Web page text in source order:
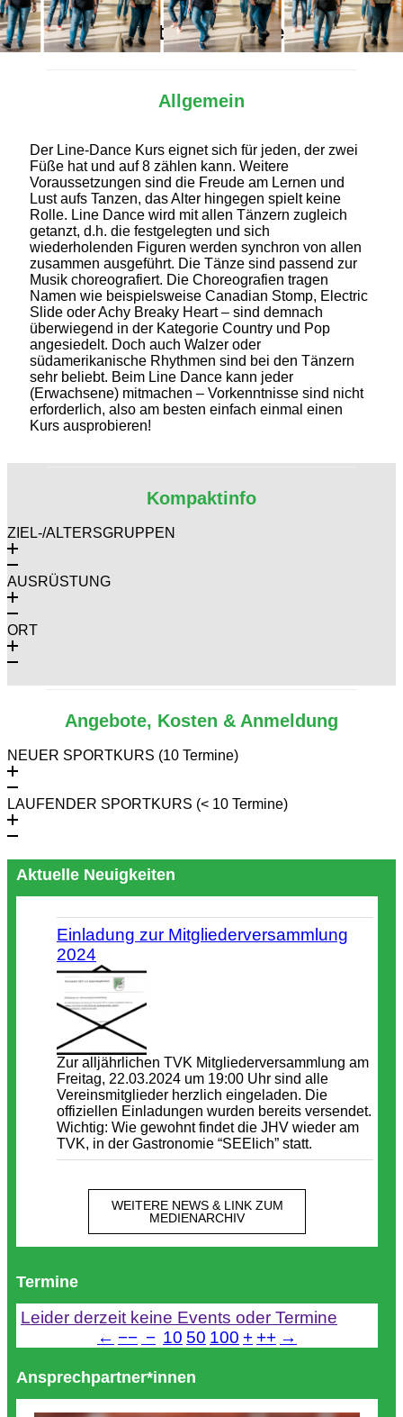
Alles Wichtige auf einen Blick
Allgemein
Der Line-Dance Kurs eignet sich für jeden, der zwei
Füße hat und auf 8 zählen kann. Weitere
Voraussetzungen sind die Freude am Lernen und
Lust aufs Tanzen, das Alter hingegen spielt keine
Rolle. Line Dance wird mit allen Tänzern zugleich
getanzt, d.h. die festgelegten und sich
wiederholenden Figuren werden synchron von allen
zusammen ausgeführt. Die Tänze sind passend zur
Musik choreografiert. Die Choreografien tragen
Namen wie beispielsweise Canadian Stomp, Electric
Slide oder Achy Breaky Heart – sind demnach
überwiegend in der Kategorie Country und Pop
angesiedelt. Doch auch Walzer oder
südamerikanische Rhythmen sind bei den Tänzern
sehr beliebt. Beim Line Dance kann jeder
(Erwachsene) mitmachen – Vorkenntnisse sind nicht
erforderlich, also am besten einfach einmal einen
Kurs ausprobieren!
Kompaktinfo
ZIEL-/ALTERSGRUPPEN
AUSRÜSTUNG
ORT
Angebote, Kosten & Anmeldung
NEUER SPORTKURS (10 Termine)
LAUFENDER SPORTKURS (< 10 Termine)
Aktuelle Neuigkeiten
Einladung zur Mitgliederversammlung
2024
Zur alljährlichen TVK Mitgliederversammlung am
Freitag, 22.03.2024 um 19:00 Uhr sind alle
Vereinsmitglieder herzlich eingeladen. Die
offiziellen Einladungen wurden bereits versendet.
Wichtig: Wie gewohnt findet die JHV wieder am
TVK, in der Gastronomie “SEElich” statt.
WEITERE NEWS & LINK ZUM
MEDIENARCHIV
Termine
Leider derzeit keine Events oder Termine
← −− − 10 50 100 + ++ →
Ansprechpartner*innen